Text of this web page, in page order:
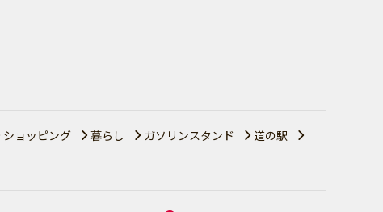
ショッピング 暮らし ガソリンスタンド
道の駅